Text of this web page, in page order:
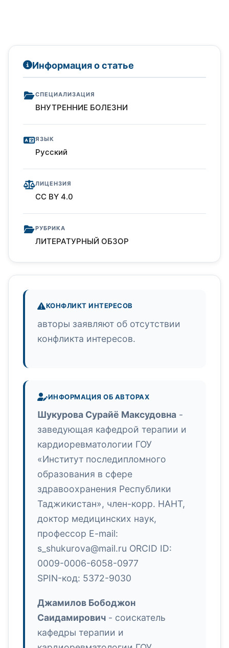
Информация о статье
СПЕЦИАЛИЗАЦИЯ
ВНУТРЕННИЕ БОЛЕЗНИ
ЯЗЫК
Русский
ЛИЦЕНЗИЯ
CC BY 4.0
РУБРИКА
ЛИТЕРАТУРНЫЙ ОБЗОР
КОНФЛИКТ ИНТЕРЕСОВ
авторы заявляют об отсутствии
конфликта интересов.
ИНФОРМАЦИЯ ОБ АВТОРАХ
Шукурова Сурайё Максудовна -
заведующая кафедрой терапии и
кардиоревматологии ГОУ
«Институт последипломного
образования в сфере
здравоохранения Республики
Таджикистан», член-корр. НАНТ,
доктор медицинских наук,
профессор E-mail:
s_shukurova@mail.ru ORCID ID:
0009-0006-6058-0977
SPIN-код: 5372-9030
Джамилов Бободжон
Саидамирович - соискатель
кафедры терапии и